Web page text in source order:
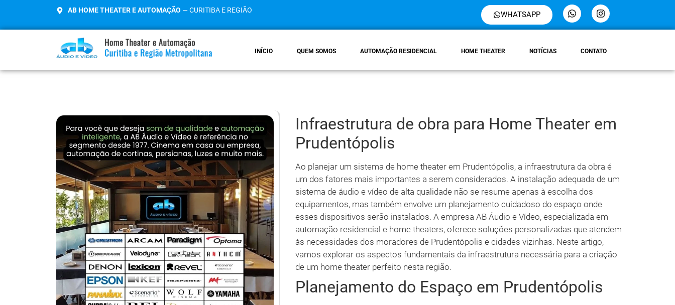
AB HOME THEATER E AUTOMAÇÃO — CURITIBA E REGIÃO WHATSAPP
INÍCIO QUEM SOMOS AUTOMAÇÃO RESIDENCIAL HOME THEATER NOTÍCIAS CONTATO
Infraestrutura de obra para Home Theater em
Prudentópolis
Ao planejar um sistema de home theater em Prudentópolis, a infraestrutura da obra é
um dos fatores mais importantes a serem considerados. A instalação adequada de um
sistema de áudio e vídeo de alta qualidade não se resume apenas à escolha dos
equipamentos, mas também envolve um planejamento cuidadoso do espaço onde
esses dispositivos serão instalados. A empresa AB Áudio e Vídeo, especializada em
automação residencial e home theaters, oferece soluções personalizadas que atendem
às necessidades dos moradores de Prudentópolis e cidades vizinhas. Neste artigo,
vamos explorar os aspectos fundamentais da infraestrutura necessária para a criação
de um home theater perfeito nesta região.
Planejamento do Espaço em Prudentópolis